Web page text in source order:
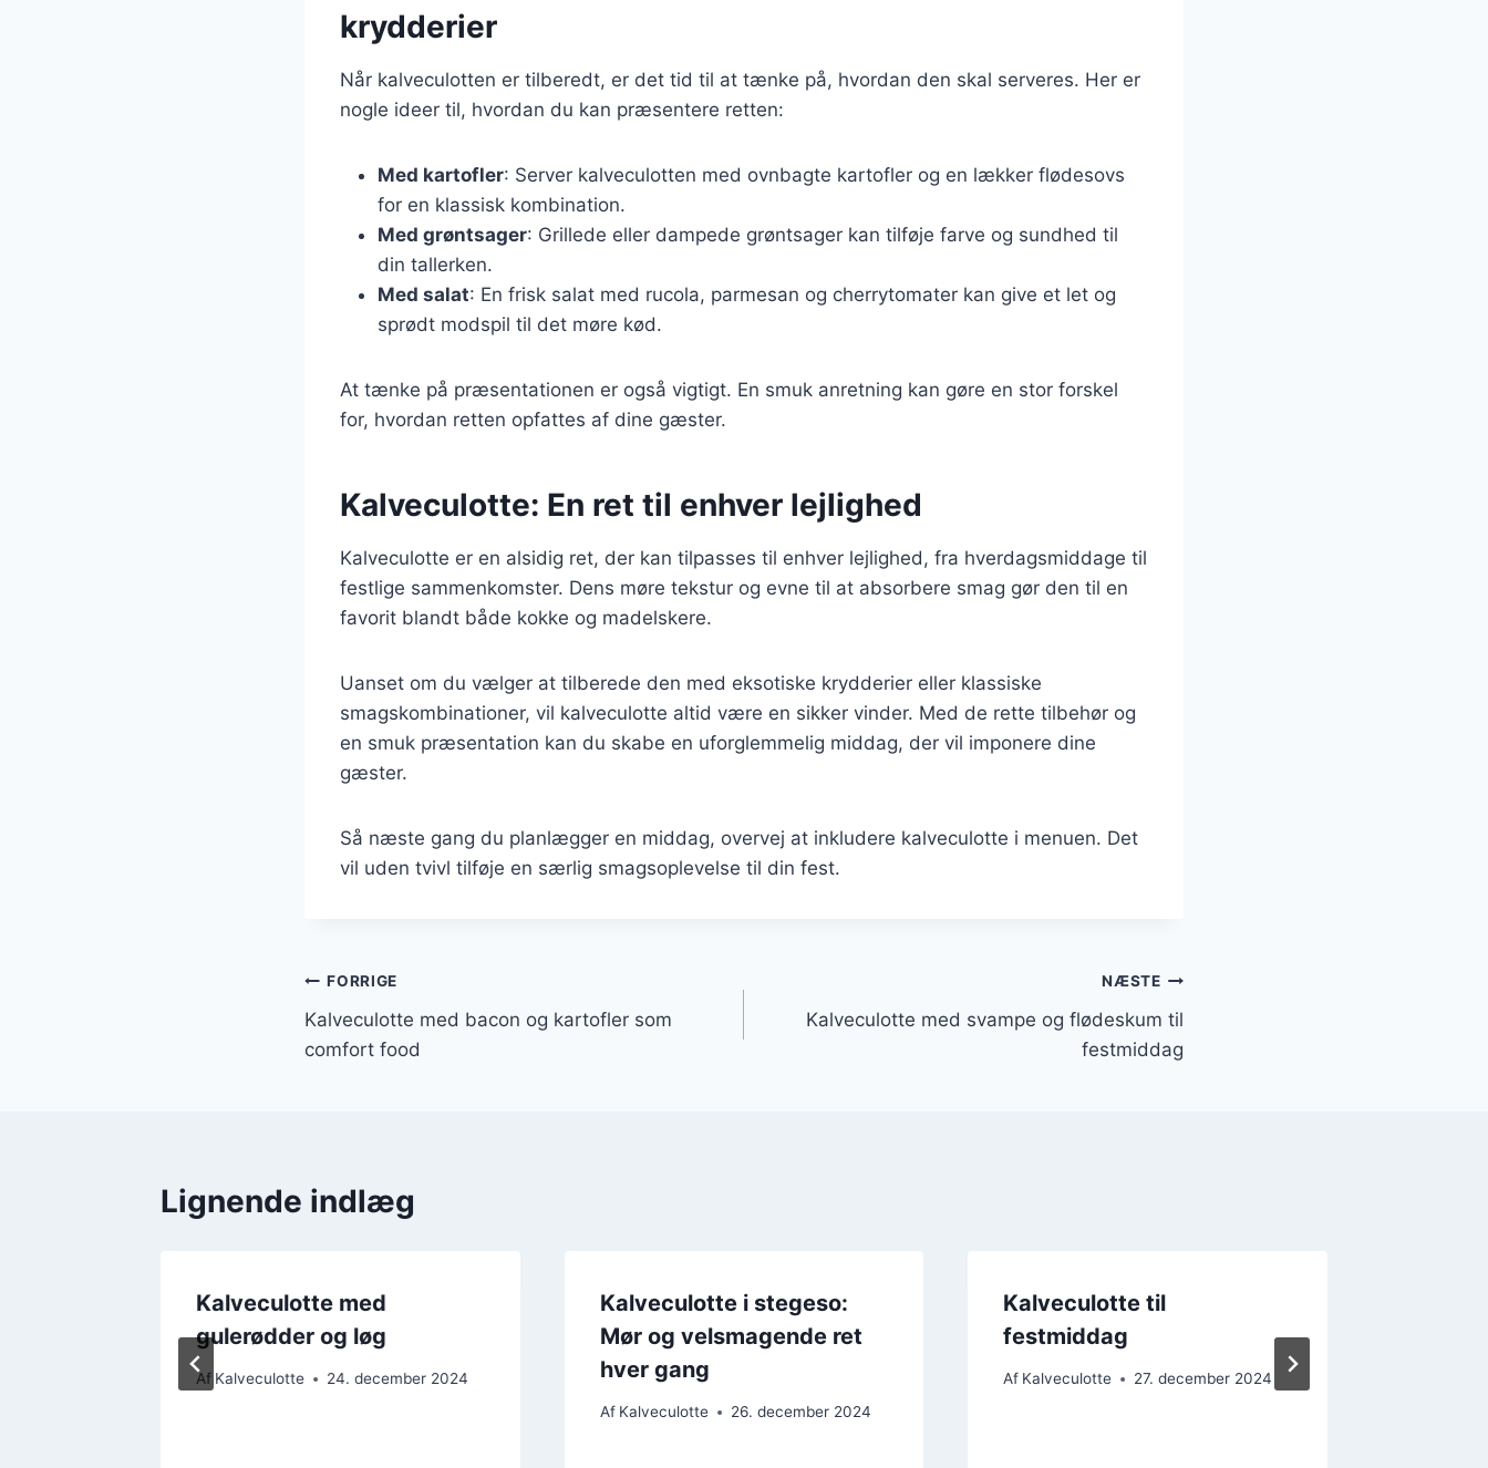
krydderier
Når kalveculotten er tilberedt, er det tid til at tænke på, hvordan den skal serveres. Her er
nogle ideer til, hvordan du kan præsentere retten:
Med kartofler: Server kalveculotten med ovnbagte kartofler og en lækker flødesovs
for en klassisk kombination.
Med grøntsager: Grillede eller dampede grøntsager kan tilføje farve og sundhed til
din tallerken.
Med salat: En frisk salat med rucola, parmesan og cherrytomater kan give et let og
sprødt modspil til det møre kød.
At tænke på præsentationen er også vigtigt. En smuk anretning kan gøre en stor forskel
for, hvordan retten opfattes af dine gæster.
Kalveculotte: En ret til enhver lejlighed
Kalveculotte er en alsidig ret, der kan tilpasses til enhver lejlighed, fra hverdagsmiddage til
festlige sammenkomster. Dens møre tekstur og evne til at absorbere smag gør den til en
favorit blandt både kokke og madelskere.
Uanset om du vælger at tilberede den med eksotiske krydderier eller klassiske
smagskombinationer, vil kalveculotte altid være en sikker vinder. Med de rette tilbehør og
en smuk præsentation kan du skabe en uforglemmelig middag, der vil imponere dine
gæster.
Så næste gang du planlægger en middag, overvej at inkludere kalveculotte i menuen. Det
vil uden tvivl tilføje en særlig smagsoplevelse til din fest.
Indlægsnavigation
FORRIGE
Kalveculotte med bacon og kartofler som
comfort food
NÆSTE
Kalveculotte med svampe og flødeskum til
festmiddag
Lignende indlæg
Kalveculotte med
gulerødder og løg
Af Kalveculotte 24. december 2024
Kalveculotte i stegeso:
Mør og velsmagende ret
hver gang
Af Kalveculotte 26. december 2024
Kalveculotte til
festmiddag
Af Kalveculotte 27. december 2024